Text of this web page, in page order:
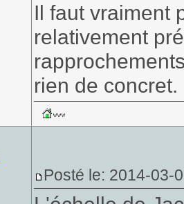
Il faut vraiment
relativement
rien de concret.
Posté le: 2014-03-